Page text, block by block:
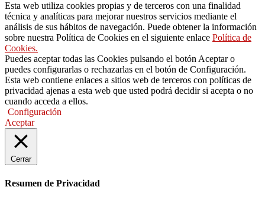
Esta web utiliza cookies propias y de terceros con una finalidad
técnica y analíticas para mejorar nuestros servicios mediante el
análisis de sus hábitos de navegación. Puede obtener la información
sobre nuestra Política de Cookies en el siguiente enlace Política de
Cookies.
Puedes aceptar todas las Cookies pulsando el botón Aceptar o
puedes configurarlas o rechazarlas en el botón de Configuración.
Esta web contiene enlaces a sitios web de terceros con políticas de
privacidad ajenas a esta web que usted podrá decidir si acepta o no
cuando acceda a ellos.
Configuración
Aceptar
Cerrar
Resumen de Privacidad